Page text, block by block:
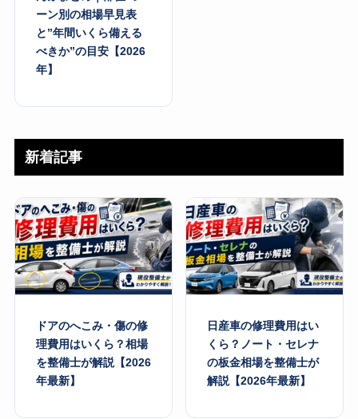
ーン別の相場早見表
と”年間いくら備える
べきか”の目安【2026
年】
新着記事
ドアのへこみ・傷の修
理費用はいくら？相場
を整備士が解説【2026
年最新】
日産車の修理費用はい
くら？ノート・セレナ
の板金相場を整備士が
解説【2026年最新】